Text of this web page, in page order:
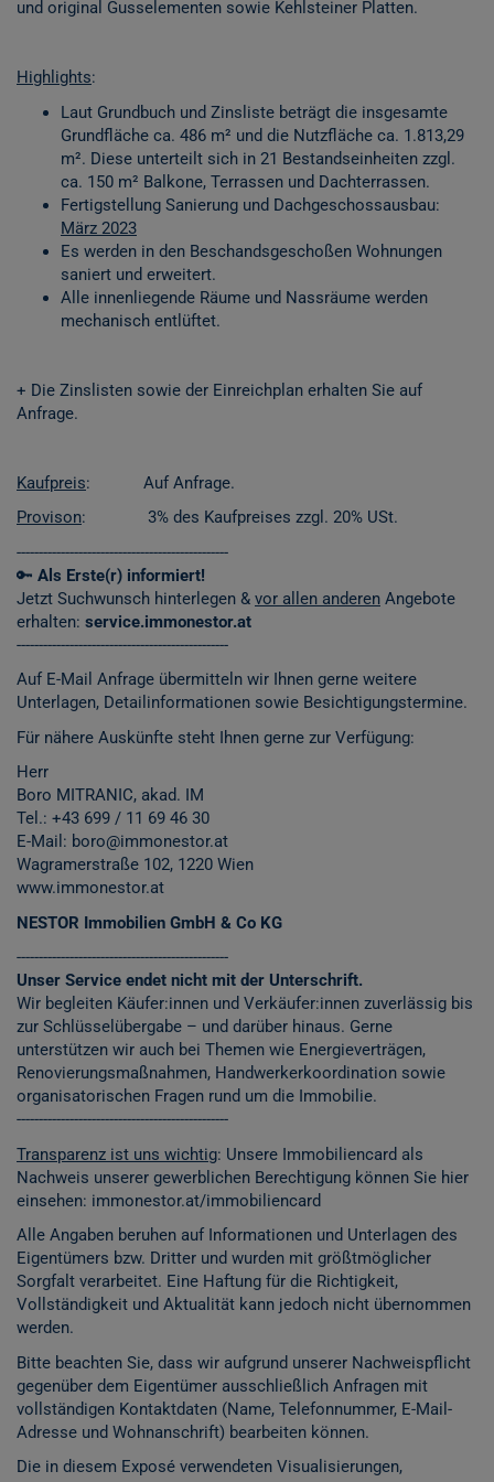
und original Gusselementen sowie Kehlsteiner Platten.
Highlights:
Laut Grundbuch und Zinsliste beträgt die insgesamte
Grundfläche ca. 486 m² und die Nutzfläche ca. 1.813,29
m². Diese unterteilt sich in 21 Bestandseinheiten zzgl.
ca. 150 m² Balkone, Terrassen und Dachterrassen.
Fertigstellung Sanierung und Dachgeschossausbau:
März 2023
Es werden in den Beschandsgeschoßen Wohnungen
saniert und erweitert.
Alle innenliegende Räume und Nassräume werden
mechanisch entlüftet.
+ Die Zinslisten sowie der Einreichplan erhalten Sie auf
Anfrage.
Kaufpreis: Auf Anfrage.
Provison: 3% des Kaufpreises zzgl. 20% USt.
------------------------------------------------
🔑 Als Erste(r) informiert!
Jetzt Suchwunsch hinterlegen & vor allen anderen Angebote
erhalten: service.immonestor.at
------------------------------------------------
Auf E-Mail Anfrage übermitteln wir Ihnen gerne weitere
Unterlagen, Detailinformationen sowie Besichtigungstermine.
Für nähere Auskünfte steht Ihnen gerne zur Verfügung:
Herr
Boro MITRANIC, akad. IM
Tel.: +43 699 / 11 69 46 30
E-Mail: boro@immonestor.at
Wagramerstraße 102, 1220 Wien
www.immonestor.at
NESTOR Immobilien GmbH & Co KG
------------------------------------------------
Unser Service endet nicht mit der Unterschrift.
Wir begleiten Käufer:innen und Verkäufer:innen zuverlässig bis
zur Schlüsselübergabe – und darüber hinaus. Gerne
unterstützen wir auch bei Themen wie Energieverträgen,
Renovierungsmaßnahmen, Handwerkerkoordination sowie
organisatorischen Fragen rund um die Immobilie.
------------------------------------------------
Transparenz ist uns wichtig: Unsere Immobiliencard als
Nachweis unserer gewerblichen Berechtigung können Sie hier
einsehen: immonestor.at/immobiliencard
Alle Angaben beruhen auf Informationen und Unterlagen des
Eigentümers bzw. Dritter und wurden mit größtmöglicher
Sorgfalt verarbeitet. Eine Haftung für die Richtigkeit,
Vollständigkeit und Aktualität kann jedoch nicht übernommen
werden.
Bitte beachten Sie, dass wir aufgrund unserer Nachweispflicht
gegenüber dem Eigentümer ausschließlich Anfragen mit
vollständigen Kontaktdaten (Name, Telefonnummer, E-Mail-
Adresse und Wohnanschrift) bearbeiten können.
Die in diesem Exposé verwendeten Visualisierungen,